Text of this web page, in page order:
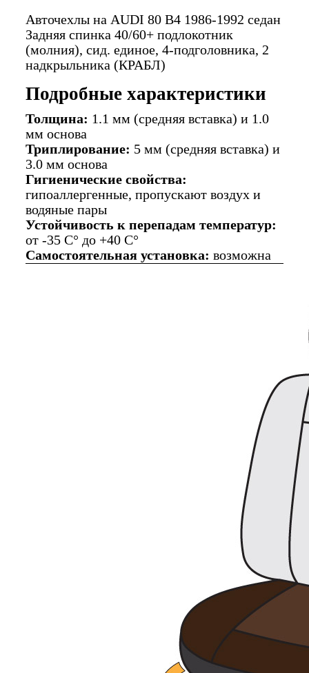
Авточехлы на AUDI 80 В4 1986-1992 седан
Задняя спинка 40/60+ подлокотник
(молния), сид. единое, 4-подголовника, 2
надкрыльника (КРАБЛ)
Подробные характеристики
Толщина: 1.1 мм (средняя вставка) и 1.0
мм основа
Триплирование: 5 мм (средняя вставка) и
3.0 мм основа
Гигиенические свойства:
гипоаллергенные, пропускают воздух и
водяные пары
Устойчивость к перепадам температур:
от -35 C° до +40 C°
Самостоятельная установка: возможна